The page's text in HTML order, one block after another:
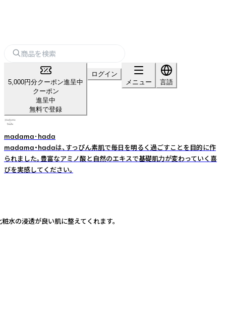
5,000円分クーポン進呈中
クーポン
進呈中
無料で登録
ログイン
メニュー
言語
madama･hada
madama・hadaは、すっぴん素肌で毎日を明るく過ごすことを目的に作
られました。豊富なアミノ酸と自然のエキスで基礎肌力が変わっていく喜
びを実感してください。
水の浸透が良い肌に整えてくれます。